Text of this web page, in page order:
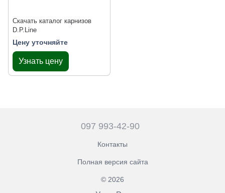
Скачать каталог карнизов
D.P.Line
Цену уточняйте
Узнать цену
097 993-42-90
Контакты
Полная версия сайта
© 2026